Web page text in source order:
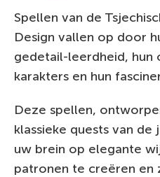
Spellen van de
Design vallen op door
gedetail-leerdheid,
karakters en hun
Deze spellen,
klassieke quests van
uw brein op elegante
patronen te creëren en